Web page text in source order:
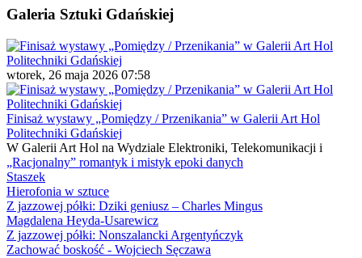
Galeria Sztuki Gdańskiej
wtorek, 26 maja 2026 07:58
Finisaż wystawy „Pomiędzy / Przenikania” w Galerii Art Hol
Politechniki Gdańskiej
W Galerii Art Hol na Wydziale Elektroniki, Telekomunikacji i
„Racjonalny” romantyk i mistyk epoki danych
Staszek
Hierofonia w sztuce
Z jazzowej półki: Dziki geniusz – Charles Mingus
Magdalena Heyda-Usarewicz
Z jazzowej półki: Nonszalancki Argentyńczyk
Zachować boskość - Wojciech Sęczawa